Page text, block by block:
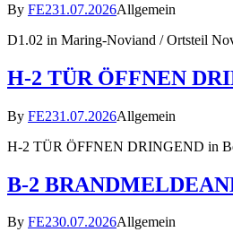
By FE231.07.2026Allgemein
D1.02 in Maring-Noviand / Ortsteil
H-2 TÜR ÖFFNEN
By FE231.07.2026Allgemein
H-2 TÜR ÖFFNEN DRINGEND in
B-2
By FE230.07.2026Allgemein